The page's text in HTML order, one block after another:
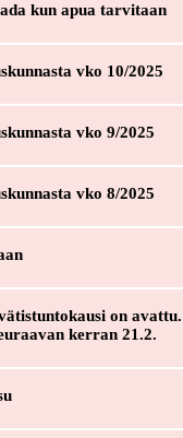
kun apua tarvitaan
vko 10/2025
vko 9/2025
vko 8/2025
on
kerran 21.2.